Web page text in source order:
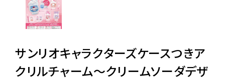
06-6282-7659
サンリオキャラクターズケースつきア
クリルチャーム〜クリームソーダデザ